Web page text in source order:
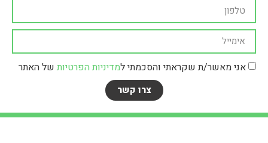
אני מאשר/ת שקראתי והסכמתי למדיניות הפרטיות של האתר
צרו קשר